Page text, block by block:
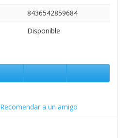
8436542859684
Disponible
Recomendar a un amigo